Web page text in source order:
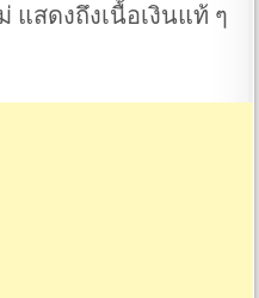
แสดงถึงเนื้อเงินแท้ ๆ